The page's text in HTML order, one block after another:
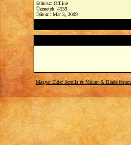
Státusz: Offline
Üzenetek: 4539
Dátum: Mar 3, 2009
Magyar Elder Scrolls és Mount & Blade fórum